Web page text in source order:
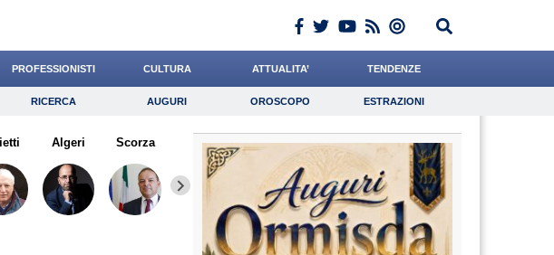
PROFESSIONISTI CULTURA ATTUALITA’ TENDENZE
Ricerca Auguri Oroscopo Estrazioni
Economia Giornalista Lavoro Psicologia
RICERCA AUGURI OROSCOPO ESTRAZIONI
Algeri Scorza Miraglia Rossetto Valorzi Romano di Geso